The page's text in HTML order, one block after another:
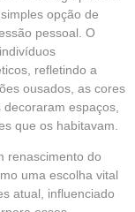
opção de
pessoal. O
refletindo a
ousados, as cores
espaços,
que os habitavam.
renascimento do
uma escolha vital
atual, influenciado